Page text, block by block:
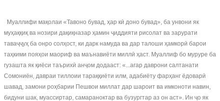
Муаллифи мақолаи «Тавоно бувад, ҳар кӣ доно бувад», ба унвони як
муҳаққиқ ва нозири дақиқназар ҳамин ҷиддияти рисолат ва зарурати
таваҷҷуҳ ба онро солҳост, ки дарк намуда ва дар талоши ҳамкорӣ барои
таҳкими пояҳои маориф ва маънавиёти миллӣ ҳаст. Муаллиф бо муруре ба
гузашта як қиёси таърихӣ анҷом додааст: «...агар даврони салтанати
Сомониён, давраи тиллоии тараққиёти илм, адабиёту фарҳанг ёдоварӣ
шавад, замони роҳбарии Пешвои миллат дар шароит ва имконоти навин,
бидуни шак, муассиртар, самараноктар ва бузургтар аз он аст». Ин ҷо як